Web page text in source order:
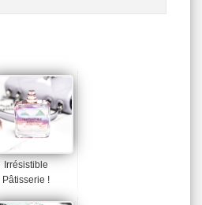
Irrésistible
Pâtisserie !